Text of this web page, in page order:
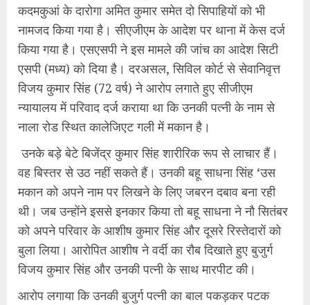
कदमकुआं के दारोगा अमित कुमार समेत दो सिपाहियों को भी
नामजद किया गया है। सीएजीएम के आदेश पर थाना में केस दर्ज
किया गया है। एसएसपी ने इस मामले की जांच का आदेश सिटी
एसपी (मध्य) को दिया है। दरअसल, सिविल कोर्ट से सेवानिवृत्त
विजय कुमार सिंह (72 वर्ष) ने आरोप लगाते हुए सीजीएम
न्यायालय में परिवाद दर्ज कराया था कि उनकी पत्नी के नाम से
नाला रोड स्थित कालेजिएट गली में मकान है।
उनके बड़े बेटे बिजेंद्र कुमार सिंह शारीरिक रूप से लाचार हैं।
वह बिस्तर से उठ नहीं सकते हैं। उनकी बहू साधना सिंह ‘उस
मकान को अपने नाम पर लिखने के लिए जबरन दबाव बना रही
थी। जब उन्होंने इससे इनकार किया तो बहू साधना ने नौ सितंबर
को अपने परिवार के आशीष कुमार सिंह और दूसरे रिस्तेदारों को
बुला लिया। आरोपित आशीष ने वर्दी का रौब दिखाते हुए बुजुर्ग
विजय कुमार सिंह और उनकी पत्नी के साथ मारपीट की।
आरोप लगाया कि उनकी बुजुर्ग पत्नी का बाल पकड़कर पटक